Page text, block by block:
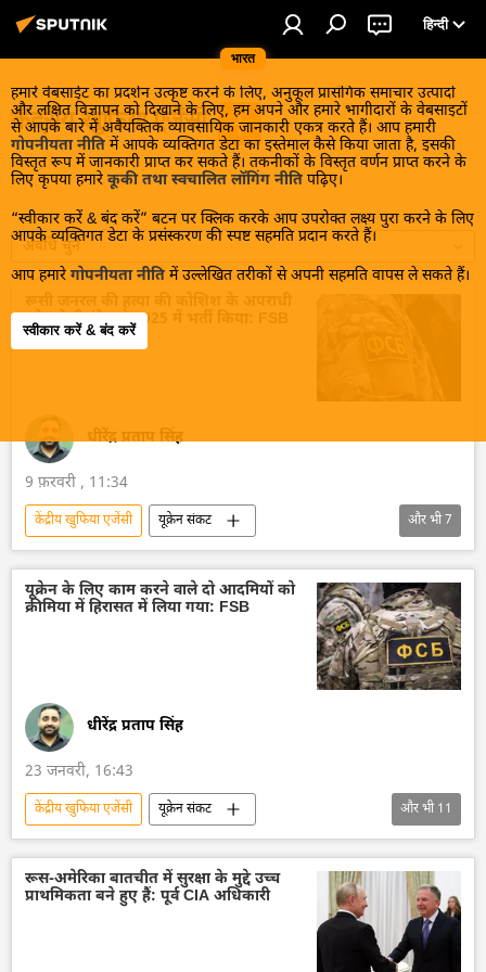
भारत
हिन्दी
हमारे वेबसाईट का प्रदर्शन उत्कृष्ट करने के लिए, अनुकूल प्रासंगिक समाचार उत्पादों
और लक्षित विज्ञापन को दिखाने के लिए, हम अपने और हमारे भागीदारों के वेबसाइटों
से आपके बारे में अवैयक्तिक व्यावसायिक जानकारी एकत्र करते हैं। आप हमारी
गोपनीयता नीति में आपके व्यक्तिगत डेटा का इस्तेमाल कैसे किया जाता है, इसकी
विस्तृत रूप में जानकारी प्राप्त कर सकते हैं। तकनीकों के विस्तृत वर्णन प्राप्त करने के
लिए कृपया हमारे कूकी तथा स्वचालित लॉगिंग नीति पढ़िए।
“स्वीकार करें & बंद करें” बटन पर क्लिक करके आप उपरोक्त लक्ष्य पुरा करने के लिए
आपके व्यक्तिगत डेटा के प्रसंस्करण की स्पष्ट सहमति प्रदान करते हैं।
आप हमारे गोपनीयता नीति में उल्लेखित तरीकों से अपनी सहमति वापस ले सकते हैं।
स्वीकार करें & बंद करें
केंद्रीय खुफिया एजेंसी
अवधि चुनें
को यूक्रेनी इंटेल ने 2025 में भर्ती किया: FSB
धीरेंद्र प्रताप सिंह
9 फ़रवरी , 11:34
केंद्रीय खुफिया एजेंसी
यूक्रेन संकट
यूक्रेन सशस्त्र बल
यूक्रेन
रूस
मास्को
विशेष सैन्य अभियान
रूसी सेना
रूसी विदेशी खुफिया सेवा
यूक्रेन की सुरक्षा सेवा (SBU)
और भी7
यूक्रेन के लिए काम करने वाले दो आदमियों को
क्रीमिया में हिरासत में लिया गया: FSB
धीरेंद्र प्रताप सिंह
23 जनवरी, 16:43
केंद्रीय खुफिया एजेंसी
यूक्रेन संकट
रूस का विकास
रूस
मास्को
यूक्रेन सशस्त्र बल
यूक्रेन
यूक्रेन की सुरक्षा सेवा (SBU)
यूक्रेन का जवाबी हमला
और भी11
रूस-अमेरिका बातचीत में सुरक्षा के मुद्दे उच्च
प्राथमिकता बने हुए हैं: पूर्व CIA अधिकारी